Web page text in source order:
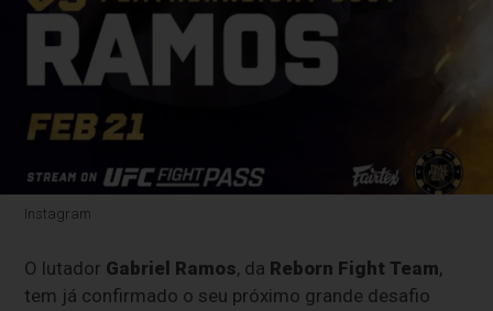
Instagram
O lutador Gabriel Ramos, da Reborn Fight Team,
tem já confirmado o seu próximo grande desafio